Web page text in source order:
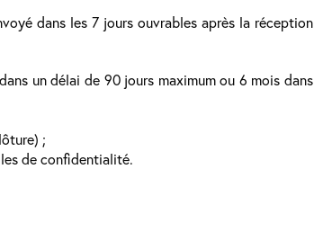
dans les 7 jours ouvrables après la réception
un délai de 90 jours maximum ou 6 mois dans
;
de confidentialité.